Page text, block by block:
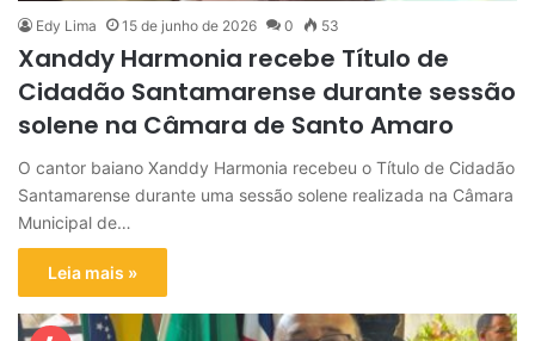
Edy Lima 15 de junho de 2026 0 53
Xanddy Harmonia recebe Título de
Cidadão Santamarense durante sessão
solene na Câmara de Santo Amaro
O cantor baiano Xanddy Harmonia recebeu o Título de Cidadão
Santamarense durante uma sessão solene realizada na Câmara
Municipal de…
Leia mais »